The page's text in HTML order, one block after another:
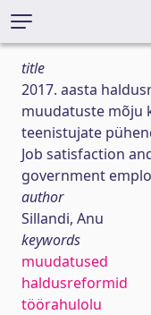
title
2017. aasta
muudatuste mõju
teenistujate
Job satisfaction
government
author
Sillandi, Anu
keywords
muudatused
haldusreformid
töörahulolu